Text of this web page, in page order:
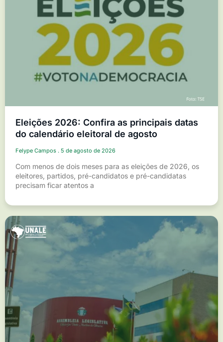
Eleições 2026: Confira as principais datas
do calendário eleitoral de agosto
Felype Campos 5 de agosto de 2026
Com menos de dois meses para as eleições de 2026, os
eleitores, partidos, pré-candidatos e pré-candidatas
precisam ficar atentos a